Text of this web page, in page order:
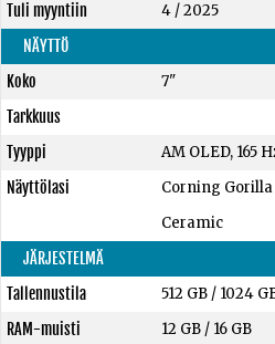
Tuli myyntiin
4 / 2025
NÄYTTÖ
Koko
7"
Tarkkuus
Tyyppi
AM OLED, 165
Näyttölasi
Corning Gorilla
Ceramic
JÄRJESTELMÄ
Tallennustila
512 GB/ 1024
RAM-muisti
12 GB/ 16 GB